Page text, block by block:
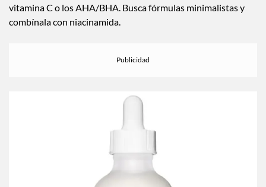
vitamina C o los AHA/BHA. Busca fórmulas minimalistas y
combínala con niacinamida.